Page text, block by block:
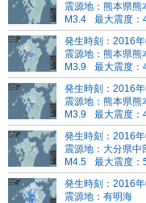
震源地：熊本県熊
M3.4
最大震度：
発生時刻：2016
震源地：熊本県熊
M3.9
最大震度：
発生時刻：2016
震源地：熊本県熊
M3.9
最大震度：
発生時刻：2016
震源地：大分県中
M4.5
最大震度：
発生時刻：2016
震源地：有明海